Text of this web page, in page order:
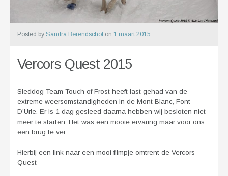
Posted by Sandra Berendschoton 1 maart 2015
Vercors Quest 2015
Sleddog Team Touch of Frost heeft last gehad van de
extreme weersomstandigheden in de Mont Blanc, Font
D’Urle. Er is 1 dag gesleed daarna hebben wij besloten niet
meer te starten. Het was een mooie ervaring maar voor ons
een brug te ver.
Hierbij een link naar een mooi filmpje omtrent de Vercors
Quest